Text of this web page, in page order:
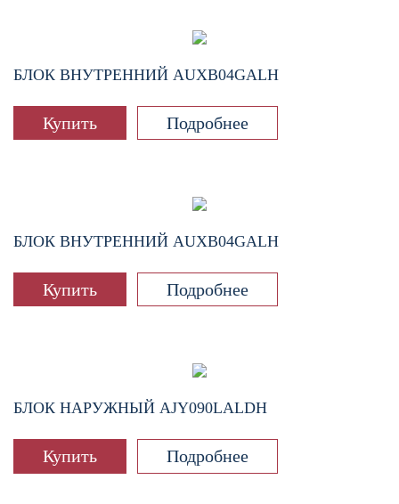
БЛОК ВНУТРЕННИЙ AUXB04GALH
Купить Подробнее
БЛОК ВНУТРЕННИЙ AUXB04GALH
Купить Подробнее
БЛОК НАРУЖНЫЙ AJY090LALDH
Купить Подробнее